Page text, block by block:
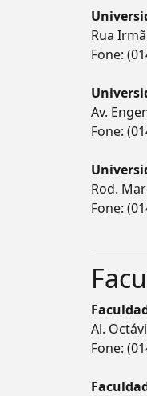
Rua
Fone:
Av.
Fone:
Rod.
Fone:
Al.
Fone: